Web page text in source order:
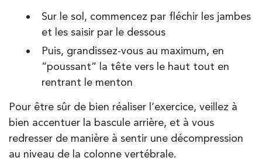
Sur le sol, commencez par fléchir les jambes
et les saisir par le dessous
Puis, grandissez-vous au maximum, en
“poussant” la tête vers le haut tout en
rentrant le menton
Pour être sûr de bien réaliser l’exercice, veillez à
bien accentuer la bascule arrière, et à vous
redresser de manière à sentir une décompression
au niveau de la colonne vertébrale.